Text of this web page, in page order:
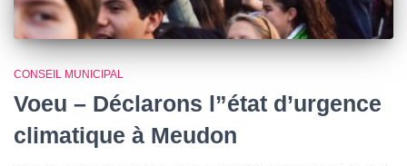
CONSEIL MUNICIPAL
Voeu – Déclarons l”état d’urgence
climatique à Meudon